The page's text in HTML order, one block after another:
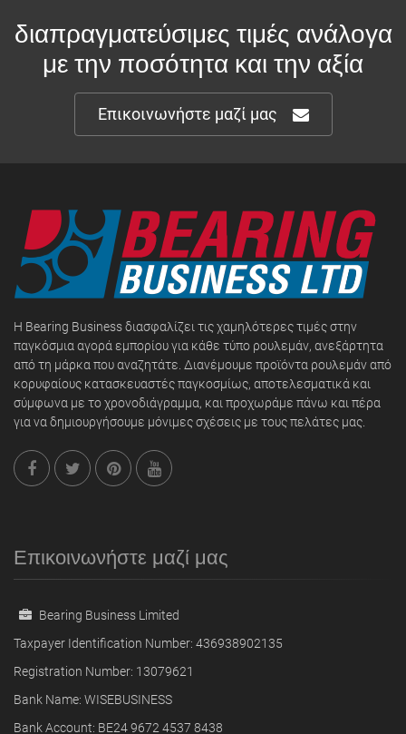
διαπραγματεύσιμες τιμές ανάλογα
με την ποσότητα και την αξία
Επικοινωνήστε μαζί μας
Η Bearing Business διασφαλίζει τις χαμηλότερες τιμές στην
παγκόσμια αγορά εμπορίου για κάθε τύπο ρουλεμάν, ανεξάρτητα
από τη μάρκα που αναζητάτε. Διανέμουμε προϊόντα ρουλεμάν από
κορυφαίους κατασκευαστές παγκοσμίως, αποτελεσματικά και
σύμφωνα με το χρονοδιάγραμμα, και προχωράμε πάνω και πέρα
για να δημιουργήσουμε μόνιμες σχέσεις με τους πελάτες μας.
Επικοινωνήστε μαζί μας
Bearing Business Limited
Taxpayer Identification Number: 436938902135
Registration Number: 13079621
Bank Name: WISEBUSINESS
Bank Account: BE24 9672 4537 8438